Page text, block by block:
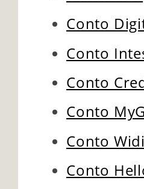
Conto
Conto
Conto
Conto
Conto
Conto